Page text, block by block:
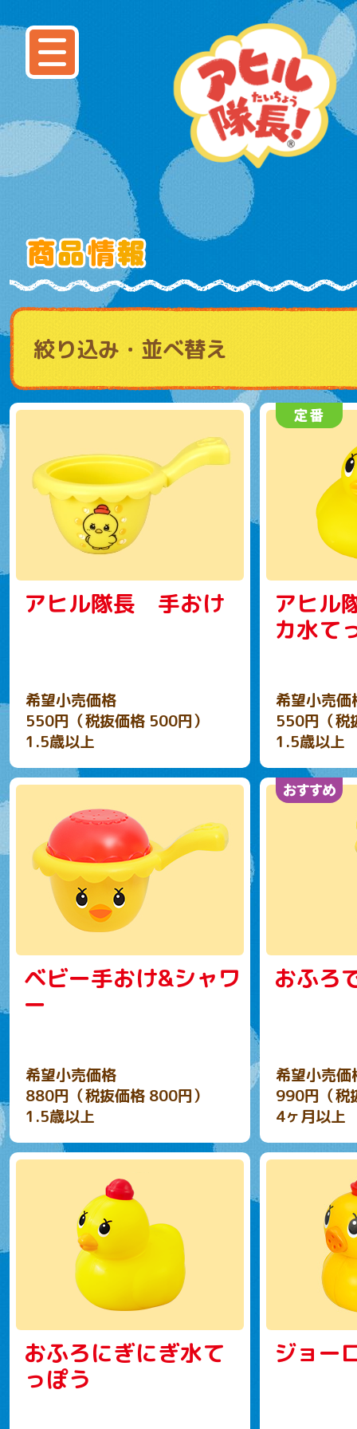
絞り込み・並べ替え
アヒル隊長 手おけ
希望小売価格
550円（税抜価格 500円）
1.5歳以上
アヒル
カ水て
希望小売価
550円（税
1.5歳以上
ベビー手おけ&シャワ
ー
希望小売価格
880円（税抜価格 800円）
1.5歳以上
おふろ
希望小売価
990円（税
4ヶ月以上
おふろにぎにぎ水て
っぽう
ジョー